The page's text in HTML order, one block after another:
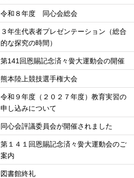
令和８年度 同心会総会
３年生代表者プレゼンテーション（総合
的な探究の時間）
第141回恩賜記念済々黌大運動会の開催
熊本陸上競技選手権大会
令和９年度（２０２７年度）教育実習の
申し込みについて
同心会評議委員会が開催されました
第１４１回恩賜記念済々黌大運動会のご
案内
図書館終礼